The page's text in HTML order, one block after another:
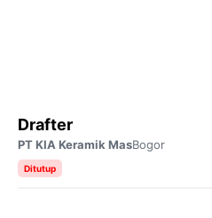
Drafter
PT KIA Keramik MasBogor
Ditutup